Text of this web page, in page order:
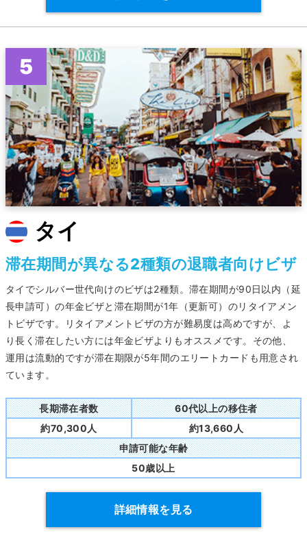
タイ
滞在期間が異なる2種類の退職者向けビザ
タイでシルバー世代向けのビザは2種類。滞在期間が90日以内（延
長申請可）の年金ビザと滞在期間が1年（更新可）のリタイアメン
トビザです。リタイアメントビザの方が難易度は高めですが、よ
り長く滞在したい方には年金ビザよりもオススメです。その他、
運用は流動的ですが滞在期限が5年間のエリートカードも用意され
ています。
長期滞在者数
60代以上の移住者
約70,300人
約13,660人
申請可能な年齢
50歳以上
詳細情報を見る